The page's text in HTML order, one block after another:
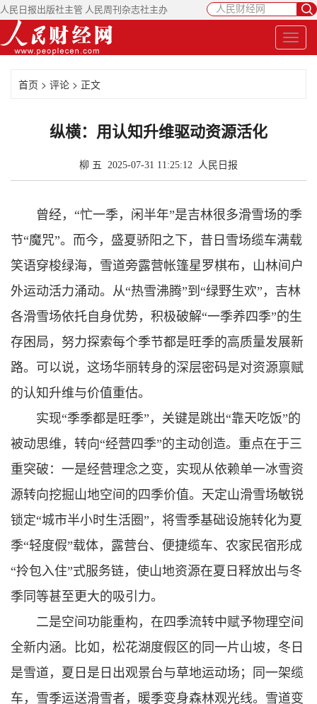
人民日报出版社主管 人民周刊杂志社主办
首页 > 评论 > 正文
纵横：用认知升维驱动资源活化
柳 五 2025-07-31 11:25:12 人民日报
曾经，“忙一季，闲半年”是吉林很多滑雪场的季
节“魔咒”。而今，盛夏骄阳之下，昔日雪场缆车满载
笑语穿梭绿海，雪道旁露营帐篷星罗棋布，山林间户
外运动活力涌动。从“热雪沸腾”到“绿野生欢”，吉林
各滑雪场依托自身优势，积极破解“一季养四季”的生
存困局，努力探索每个季节都是旺季的高质量发展新
路。可以说，这场华丽转身的深层密码是对资源禀赋
的认知升维与价值重估。
实现“季季都是旺季”，关键是跳出“靠天吃饭”的
被动思维，转向“经营四季”的主动创造。重点在于三
重突破：一是经营理念之变，实现从依赖单一冰雪资
源转向挖掘山地空间的四季价值。天定山滑雪场敏锐
锁定“城市半小时生活圈”，将雪季基础设施转化为夏
季“轻度假”载体，露营台、便捷缆车、农家民宿形成
“拎包入住”式服务链，使山地资源在夏日释放出与冬
季同等甚至更大的吸引力。
二是空间功能重构，在四季流转中赋予物理空间
全新内涵。比如，松花湖度假区的同一片山坡，冬日
是雪道，夏日是日出观景台与草地运动场；同一架缆
车，雪季运送滑雪者，暖季变身森林观光线。雪道变